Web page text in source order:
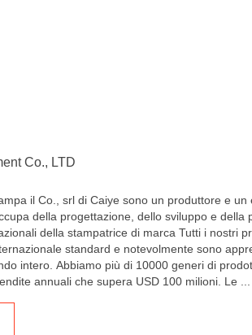
Co., LTD
il Co., srl di Caiye sono un produttore e un
della progettazione, dello sviluppo e della
della stampatrice di marca Tutti i nostri
standard e notevolmente sono
intero. Abbiamo più di 10000 generi di
annuali che supera USD 100 milioni. Le ...